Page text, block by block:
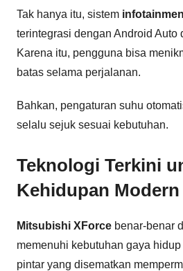
Tak hanya itu, sistem
terintegrasi dengan Android Auto
Karena itu, pengguna bisa
batas selama perjalanan.
Bahkan, pengaturan suhu
selalu sejuk sesuai kebutuhan.
Teknologi Terkini
Kehidupan Modern
Mitsubishi XForce benar-benar
memenuhi kebutuhan gaya
pintar yang disematkan